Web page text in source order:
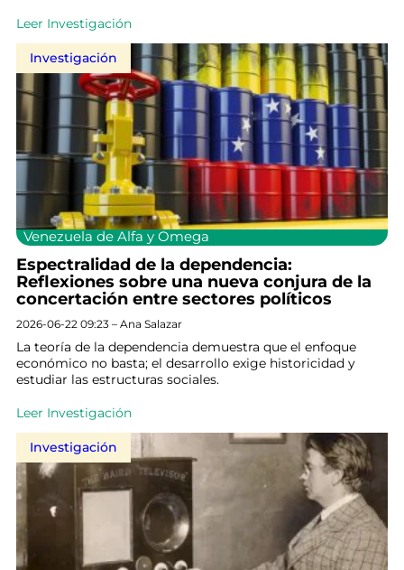
Leer Investigación
Investigación
Venezuela de Alfa y Omega
Espectralidad de la dependencia:
Reflexiones sobre una nueva conjura de la
concertación entre sectores políticos
2026-06-22 09:23 – Ana Salazar
La teoría de la dependencia demuestra que el enfoque
económico no basta; el desarrollo exige historicidad y
estudiar las estructuras sociales.
Leer Investigación
Investigación